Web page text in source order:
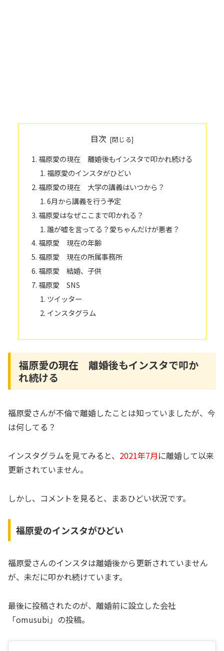
目次
福原愛の現在 離婚後もインスタで叩かれ続ける
福原愛のインスタがひどい
福原愛の現在 大学の講義はいつから？
6月から講義を行う予定
福原愛はなぜここまで叩かれる？
誰が嘘を言ってる？愛ちゃんだけが悪者？
福原愛 現在の年齢
福原愛 現在の所属事務所
福原愛 結婚、子供
福原愛 SNS
ツイッター
インスタグラム
福原愛の現在 離婚後もインスタで叩か
れ続ける
福原愛さんが不倫で離婚したことは知っていましたが、今
は何してる？
インスタグラムを見てみると、 2021年7月に離婚して以来
更新されていません。
しかし、コメントを見ると、まあひどい状況です。
福原愛のインスタがひどい
福原愛さんのインスタは離婚後から更新されていません
が、未だに叩かれ続けています。
最後に投稿されたのが、離婚前に設立した会社
「omusubi」の投稿。